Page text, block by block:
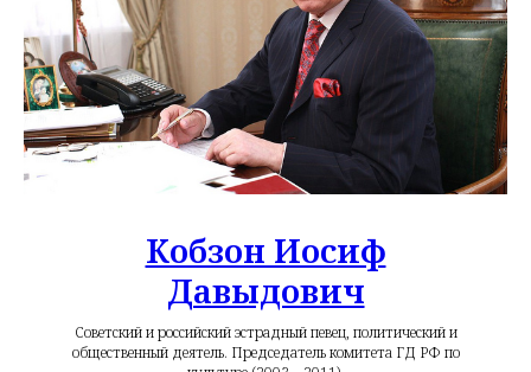
Кобзон Иосиф
Давыдович
Советский и российский эстрадный певец, политический и
общественный деятель. Председатель комитета ГД РФ по